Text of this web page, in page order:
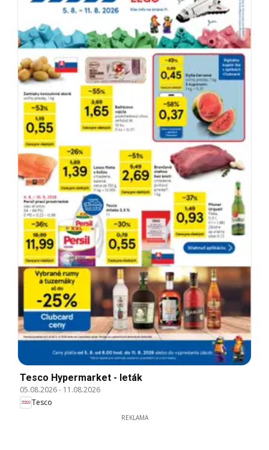
Tesco Hypermarket - leták
05.08.2026- 11.08.2026
Tesco
REKLAMA